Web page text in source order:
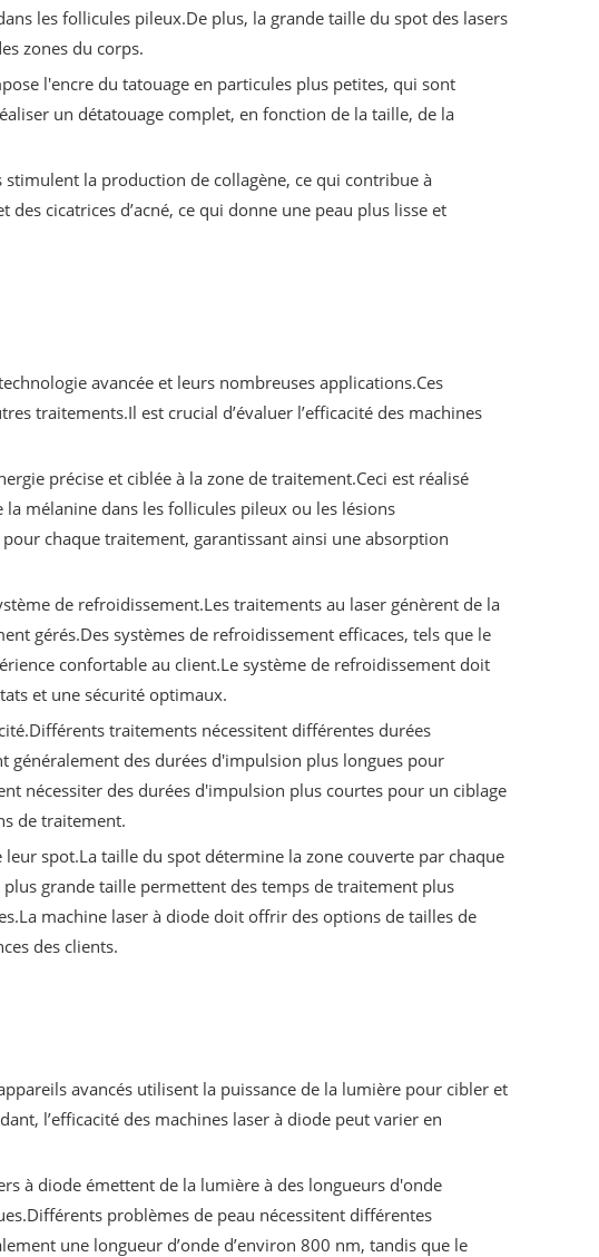
les follicules pileux.De plus, la grande taille du spot des lasers
zones du corps.
l'encre du tatouage en particules plus petites, qui sont
un détatouage complet, en fonction de la taille, de la
la production de collagène, ce qui contribue à
cicatrices d’acné, ce qui donne une peau plus lisse et
avancée et leurs nombreuses applications.Ces
traitements.Il est crucial d’évaluer l’efficacité des machines
précise et ciblée à la zone de traitement.Ceci est réalisé
mélanine dans les follicules pileux ou les lésions
chaque traitement, garantissant ainsi une absorption
de refroidissement.Les traitements au laser génèrent de la
gérés.Des systèmes de refroidissement efficaces, tels que le
confortable au client.Le système de refroidissement doit
et une sécurité optimaux.
traitements nécessitent différentes durées
des durées d'impulsion plus longues pour
nécessiter des durées d'impulsion plus courtes pour un ciblage
de traitement.
spot.La taille du spot détermine la zone couverte par chaque
grande taille permettent des temps de traitement plus
machine laser à diode doit offrir des options de tailles de
des clients.
avancés utilisent la puissance de la lumière pour cibler et
l’efficacité des machines laser à diode peut varier en
à diode émettent de la lumière à des longueurs d'onde
problèmes de peau nécessitent différentes
une longueur d’onde d’environ 800 nm, tandis que le